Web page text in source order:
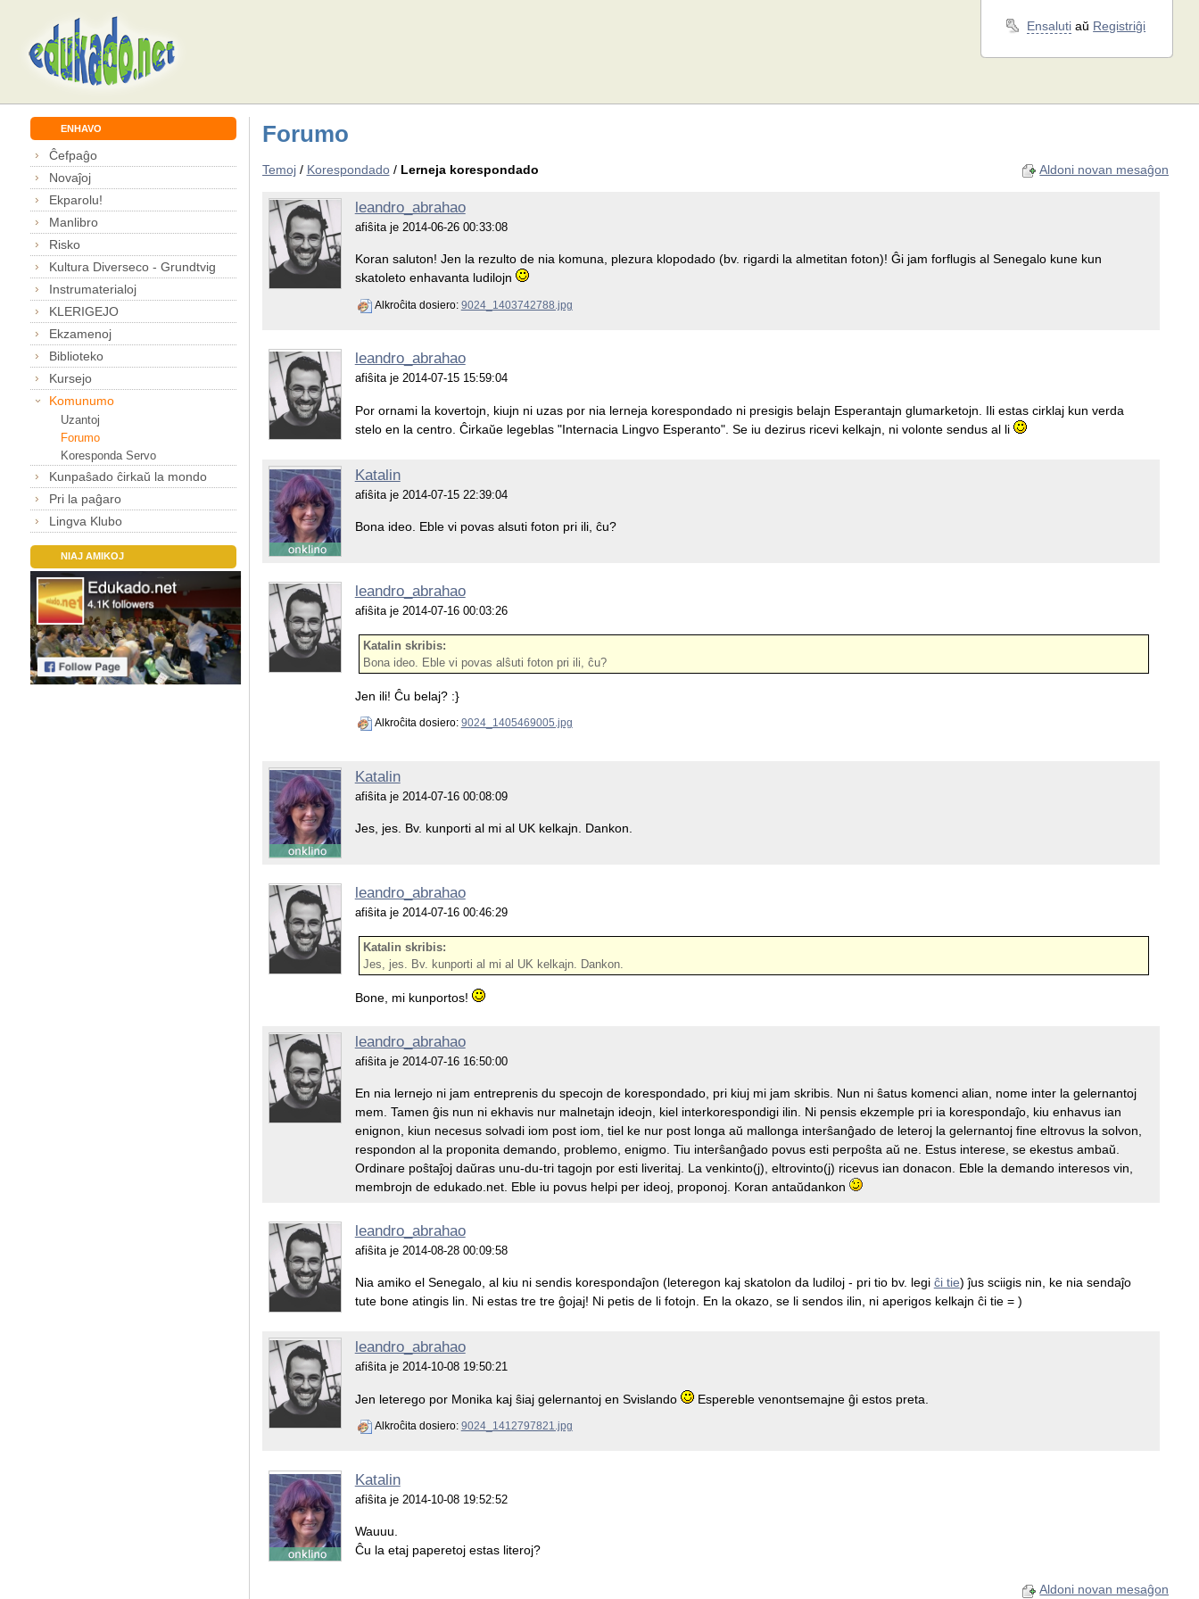
Ensaluti aŭ Registriĝi
ENHAVO
Ĉefpaĝo
Novaĵoj
Ekparolu!
Manlibro
Risko
Kultura Diverseco - Grundtvig
Instrumaterialoj
KLERIGEJO
Ekzamenoj
Biblioteko
Kursejo
Komunumo
Uzantoj
Forumo
Koresponda Servo
Kunpaŝado ĉirkaŭ la mondo
Pri la paĝaro
Lingva Klubo
NIAJ AMIKOJ
Forumo
Aldoni novan mesaĝon
Temoj/ Korespondado/ Lerneja korespondado
leandro_abrahao
afiŝita je 2014-06-26 00:33:08
Koran saluton! Jen la rezulto de nia komuna, plezura klopodado (bv. rigardi la almetitan foton)! Ĝi jam forflugis al Senegalo kune kun
skatoleto enhavanta ludilojn
Alkroĉita dosiero: 9024_1403742788.jpg
leandro_abrahao
afiŝita je 2014-07-15 15:59:04
Por ornami la kovertojn, kiujn ni uzas por nia lerneja korespondado ni presigis belajn Esperantajn glumarketojn. Ili estas cirklaj kun verda
stelo en la centro. Ĉirkaŭe legeblas "Internacia Lingvo Esperanto". Se iu dezirus ricevi kelkajn, ni volonte sendus al li
Katalin
afiŝita je 2014-07-15 22:39:04
Bona ideo. Eble vi povas alsuti foton pri ili, ĉu?
leandro_abrahao
afiŝita je 2014-07-16 00:03:26
Katalin skribis:
Bona ideo. Eble vi povas alŝuti foton pri ili, ĉu?
Jen ili! Ĉu belaj? :}
Alkroĉita dosiero: 9024_1405469005.jpg
Katalin
afiŝita je 2014-07-16 00:08:09
Jes, jes. Bv. kunporti al mi al UK kelkajn. Dankon.
leandro_abrahao
afiŝita je 2014-07-16 00:46:29
Katalin skribis:
Jes, jes. Bv. kunporti al mi al UK kelkajn. Dankon.
Bone, mi kunportos!
leandro_abrahao
afiŝita je 2014-07-16 16:50:00
En nia lernejo ni jam entreprenis du specojn de korespondado, pri kiuj mi jam skribis. Nun ni ŝatus komenci alian, nome inter la gelernantoj
mem. Tamen ĝis nun ni ekhavis nur malnetajn ideojn, kiel interkorespondigi ilin. Ni pensis ekzemple pri ia korespondaĵo, kiu enhavus ian
enignon, kiun necesus solvadi iom post iom, tiel ke nur post longa aŭ mallonga interŝanĝado de leteroj la gelernantoj fine eltrovus la solvon,
respondon al la proponita demando, problemo, enigmo. Tiu interŝanĝado povus esti perpoŝta aŭ ne. Estus interese, se ekestus ambaŭ.
Ordinare poŝtaĵoj daŭras unu-du-tri tagojn por esti liveritaj. La venkinto(j), eltrovinto(j) ricevus ian donacon. Eble la demando interesos vin,
membrojn de edukado.net. Eble iu povus helpi per ideoj, proponoj. Koran antaŭdankon
leandro_abrahao
afiŝita je 2014-08-28 00:09:58
Nia amiko el Senegalo, al kiu ni sendis korespondaĵon (leteregon kaj skatolon da ludiloj - pri tio bv. legi ĉi tie) ĵus sciigis nin, ke nia sendaĵo
tute bone atingis lin. Ni estas tre tre ĝojaj! Ni petis de li fotojn. En la okazo, se li sendos ilin, ni aperigos kelkajn ĉi tie = )
leandro_abrahao
afiŝita je 2014-10-08 19:50:21
Jen leterego por Monika kaj ŝiaj gelernantoj en Svislando Espereble venontsemajne ĝi estos preta.
Alkroĉita dosiero: 9024_1412797821.jpg
Katalin
afiŝita je 2014-10-08 19:52:52
Wauuu.
Ĉu la etaj paperetoj estas literoj?
Aldoni novan mesaĝon